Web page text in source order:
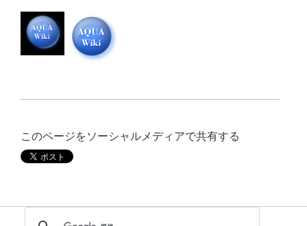
このページをソーシャルメディアで共有する